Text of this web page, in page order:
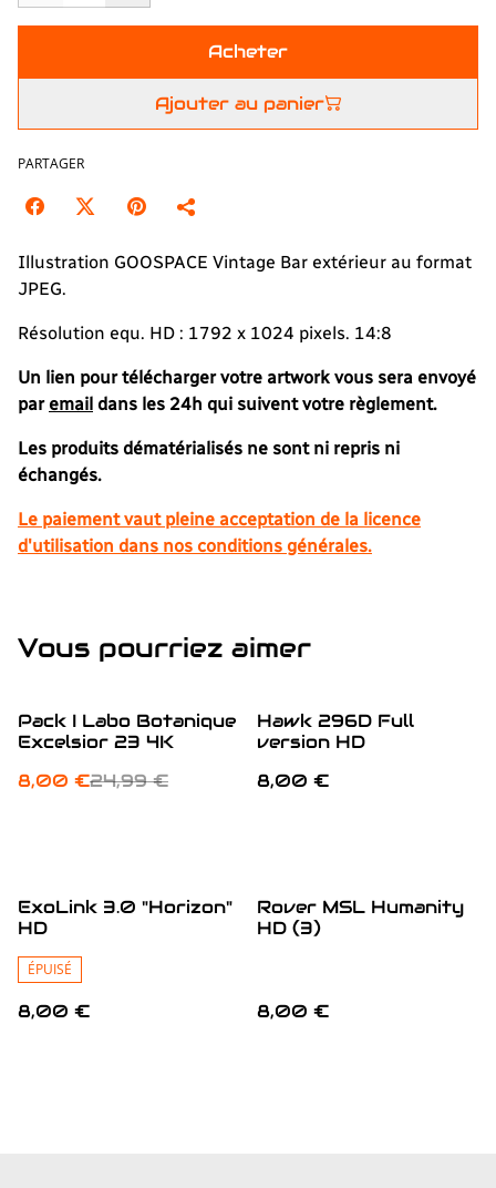
Acheter
Ajouter au panier
PARTAGER
Illustration GOOSPACE Vintage Bar extérieur au format
JPEG.
Résolution equ. HD : 1792 x 1024 pixels. 14:8
Un lien pour télécharger votre artwork vous sera envoyé
paremail dans les 24h qui suivent votre règlement.
Les produits dématérialisés ne sont ni repris ni
échangés.
Le paiement vaut pleine acceptation de la licence
d'utilisation dans nos conditions générales.
Vous pourriez aimer
%
Pack I Labo Botanique
Excelsior 23 4K
8,00 €24,99 €
Hawk 296D Full
version HD
8,00 €
ExoLink 3.0 "Horizon"
HD
ÉPUISÉ
8,00 €
Rover MSL Humanity
HD (3)
8,00 €